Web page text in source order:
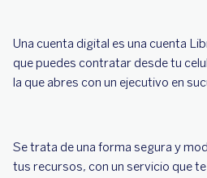
Una cuenta digital es una cuenta
que puedes contratar desde tu
la que abres con un ejecutivo en
Se trata de una forma segura y
tus recursos, con un servicio que